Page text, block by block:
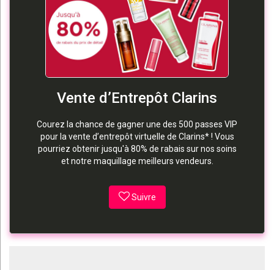
Vente d’Entrepôt Clarins
Courez la chance de gagner une des 500 passes VIP
pour la vente d’entrepôt virtuelle de Clarins* ! Vous
pourriez obtenir jusqu'à 80% de rabais sur nos soins
et notre maquillage meilleurs vendeurs.
Suivre